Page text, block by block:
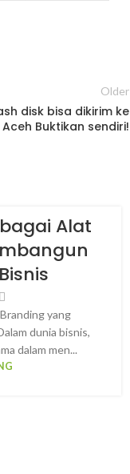
Older
disk bisa dikirim ke
Aceh Buktikan sendiri!
Alat
yang
dunia bisnis,
dalam men...